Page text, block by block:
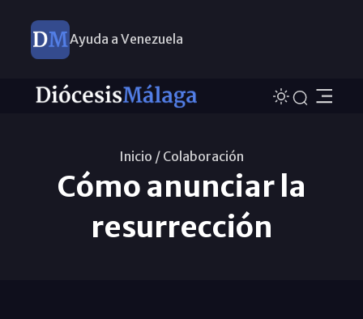
Ayuda a Venezuela
Inicio / Colaboración
Cómo anunciar la
resurrección